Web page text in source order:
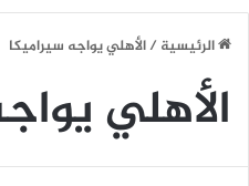
الرئيسية/الأهلي يواجه سيراميكا
الأهلي